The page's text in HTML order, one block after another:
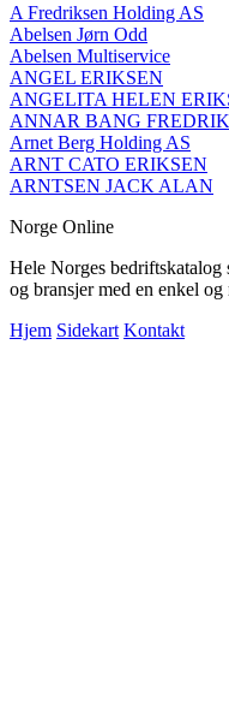
A Fredriksen Holding AS
Abelsen Jørn Odd
Abelsen Multiservice
ANGEL ERIKSEN
ANGELITA HELEN
ANNAR BANG
Arnet Berg Holding AS
ARNT CATO ERIKSEN
ARNTSEN JACK ALAN
Norge Online
Hele Norges bedriftskatalog
og bransjer med en enkel og
Hjem Sidekart Kontakt